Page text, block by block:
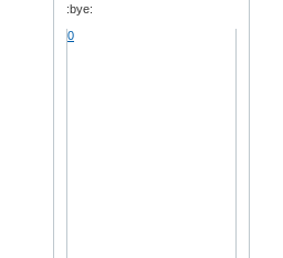
:bye:
0